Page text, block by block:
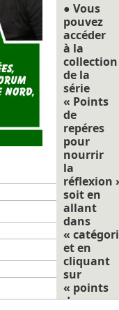
● Vous
pouvez
accéder
à la
collection
de la
série
« Points
de
repéres
pour
nourrir
la
réflexion
soit en
allant
dans
«
et en
cliquant
sur
« points
de